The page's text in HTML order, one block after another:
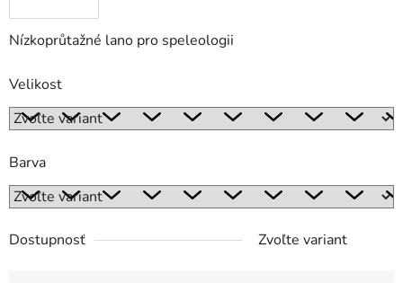
Nízkoprůtažné lano pro speleologii
Velikost
Barva
Dostupnosť Zvoľte variant